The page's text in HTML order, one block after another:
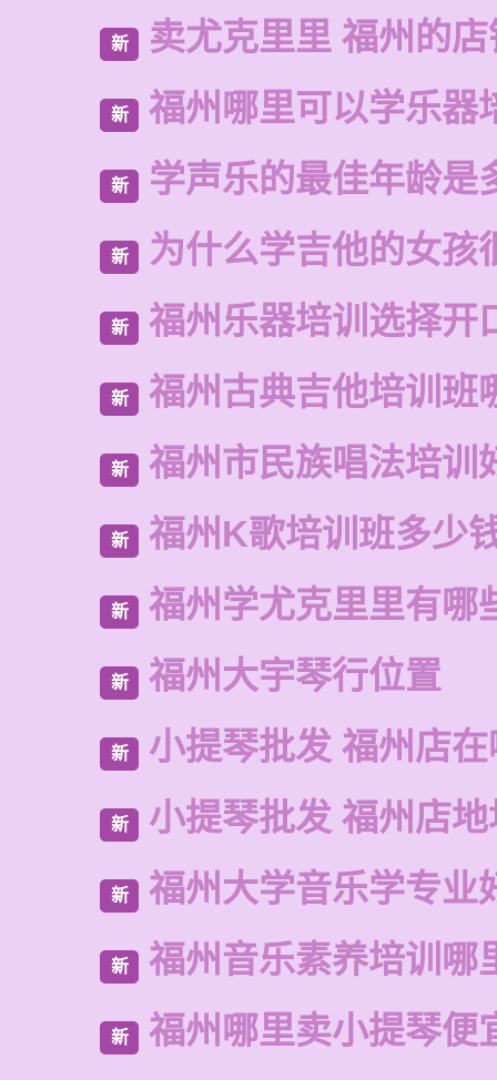
新 卖尤克里里 福州的
新 福州哪里可以学乐器
新 学声乐的最佳年龄是
新 为什么学吉他的女孩
新 福州乐器培训选择开
新 福州古典吉他培训班
新 福州市民族唱法培训
新 福州K歌培训班多少
新 福州学尤克里里有哪
新 福州大宇琴行位置
新 小提琴批发 福州店
新 小提琴批发 福州店
新 福州大学音乐学专业
新 福州音乐素养培训哪
新 福州哪里卖小提琴便